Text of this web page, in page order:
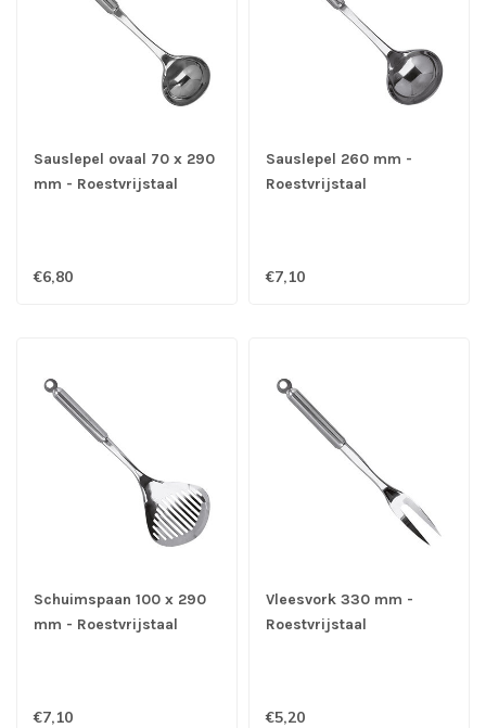
Sauslepel ovaal 70 x 290
mm - Roestvrijstaal
€6,80
Sauslepel 260 mm -
Roestvrijstaal
€7,10
Schuimspaan 100 x 290
mm - Roestvrijstaal
€7,10
Vleesvork 330 mm -
Roestvrijstaal
€5,20